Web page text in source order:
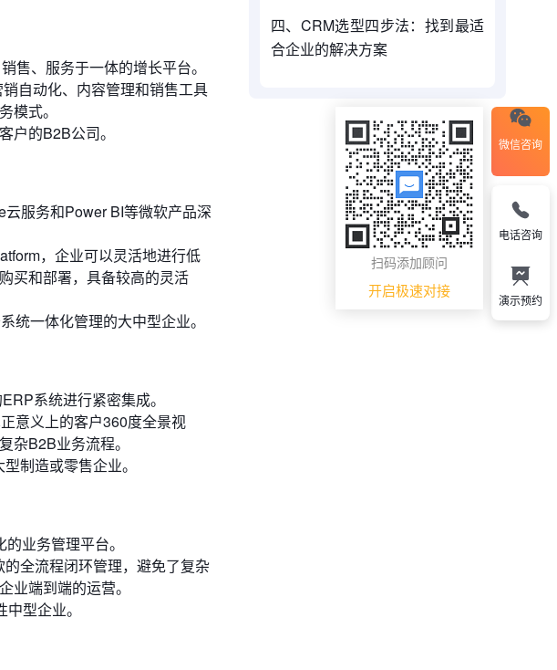
售、服务于一体的增长平台。
自动化、内容管理和销售工具
模式。
户的B2B公司。
服务和Power BI等微软产品深
，企业可以灵活地进行低
买和部署，具备较高的灵活
统一体化管理的大中型企业。
系统进行紧密集成。
意义上的客户360度全景视
杂B2B业务流程。
制造或零售企业。
业务管理平台。
全流程闭环管理，避免了复杂
业端到端的运营。
型企业。
四、CRM选型四步法：找到最适
合企业的解决方案
微信咨询
扫码添加顾问
开启极速对接
电话咨询
演示预约